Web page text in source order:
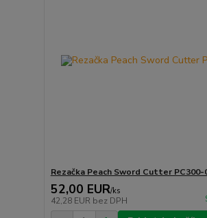
Rezačka Peach Sword Cutter PC300-
52,00 EUR/ks
42,28 EUR bez DPH